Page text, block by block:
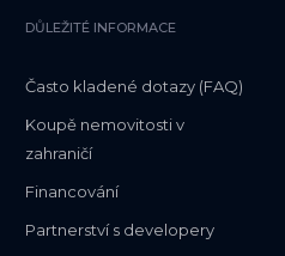
DŮLEŽITÉ INFORMACE
Často kladené dotazy (FAQ)
Koupě nemovitosti v
zahraničí
Financování
Partnerství s developery